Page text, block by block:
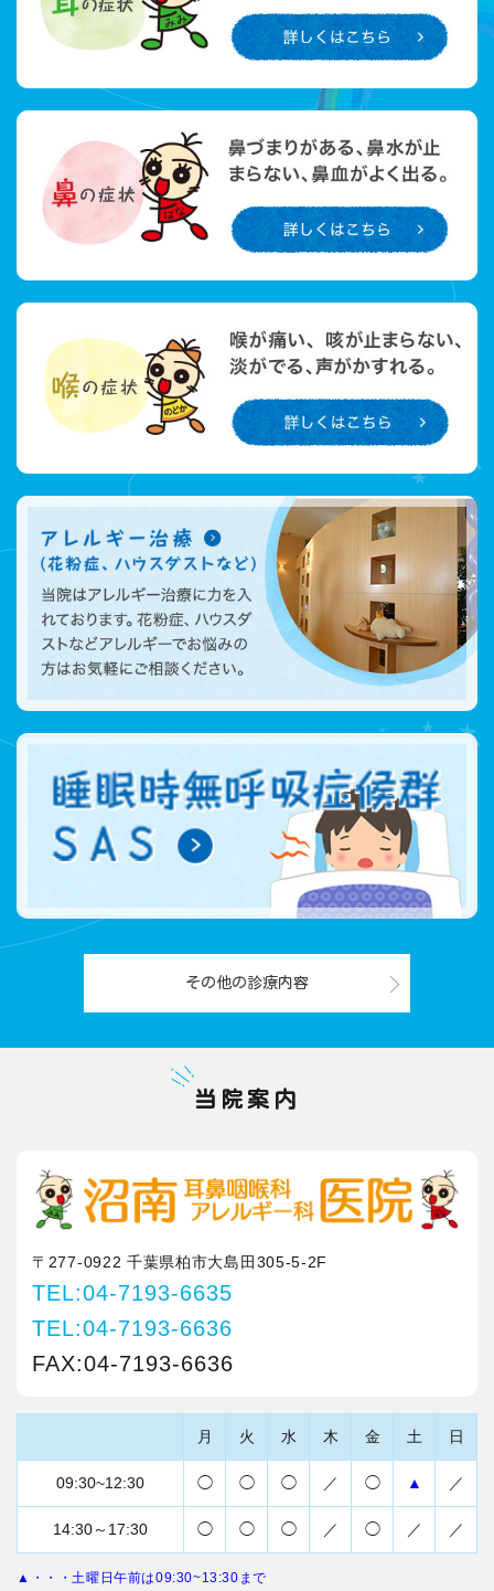
その他の診療内容
当院案内
〒277-0922 千葉県柏市大島田305-5-2F
TEL:04-7193-6635
TEL:04-7193-6636
FAX:04-7193-6636
月 火 水 木 金 土 日
09:30~12:30 ◯ ◯ ◯ ／ ◯ ▲ ／
14:30～17:30 ◯ ◯ ◯ ／ ◯ ／ ／
▲・・・土曜日午前は09:30~13:30まで